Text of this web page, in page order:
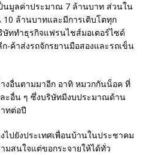
นมูลค่าประมาณ 7 ล้านบาท ส่วนใน
10 ล้านบาทและมีการเติบโตทุก
ททำธุรกิจแฟรนไชส์มอเตอร์ไซด์
-ค้าส่งรถจักรยานมือสองและรถเข็น
อื่นตามมาอีก อาทิ หมวกกันน็อค ที่
ะอื่น ๆ ซึ่งบริษัทมีงบประมาณด้าน
ทต่อปี
ไปยังประเทศเพื่อนบ้านในประชาคม
มสนใจแต่ขอกระจายให้ได้ทั่ว